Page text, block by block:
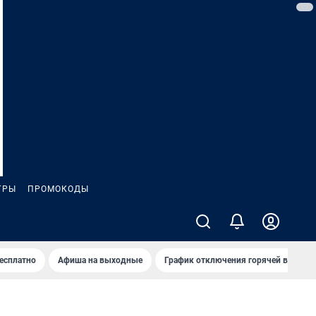
ПРОМОКОДЫ
Афиша на выходные График отключения горячей воды в